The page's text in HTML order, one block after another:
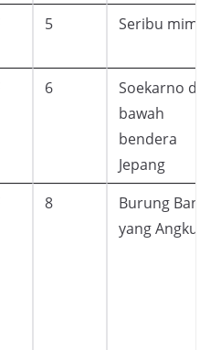
5 Seribu mimpi
6
Soekarno di
bawah
bendera
Jepang
8
Burung
yang Angkuh